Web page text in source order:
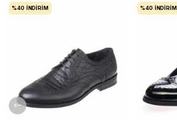
%40 İNDIRIM %40 İNDIRIM